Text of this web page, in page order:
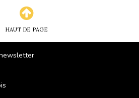
HAUT DE PAGE